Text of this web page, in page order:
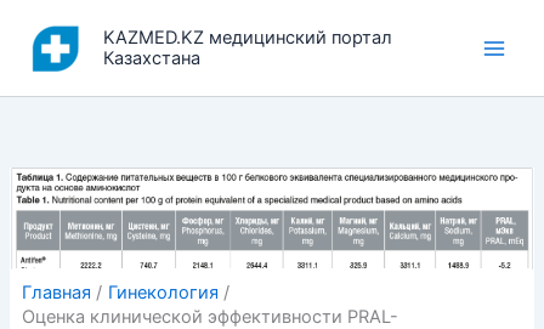
содержимому
KAZMED.KZ медицинский портал
Казахстана
Главная
Гинекология
Оценка клинической эффективности PRAL-